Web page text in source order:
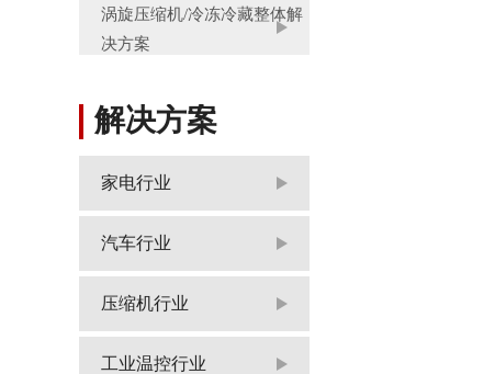
涡旋压缩机/冷冻冷藏整体解
决方案
解决方案
家电行业
汽车行业
压缩机行业
工业温控行业